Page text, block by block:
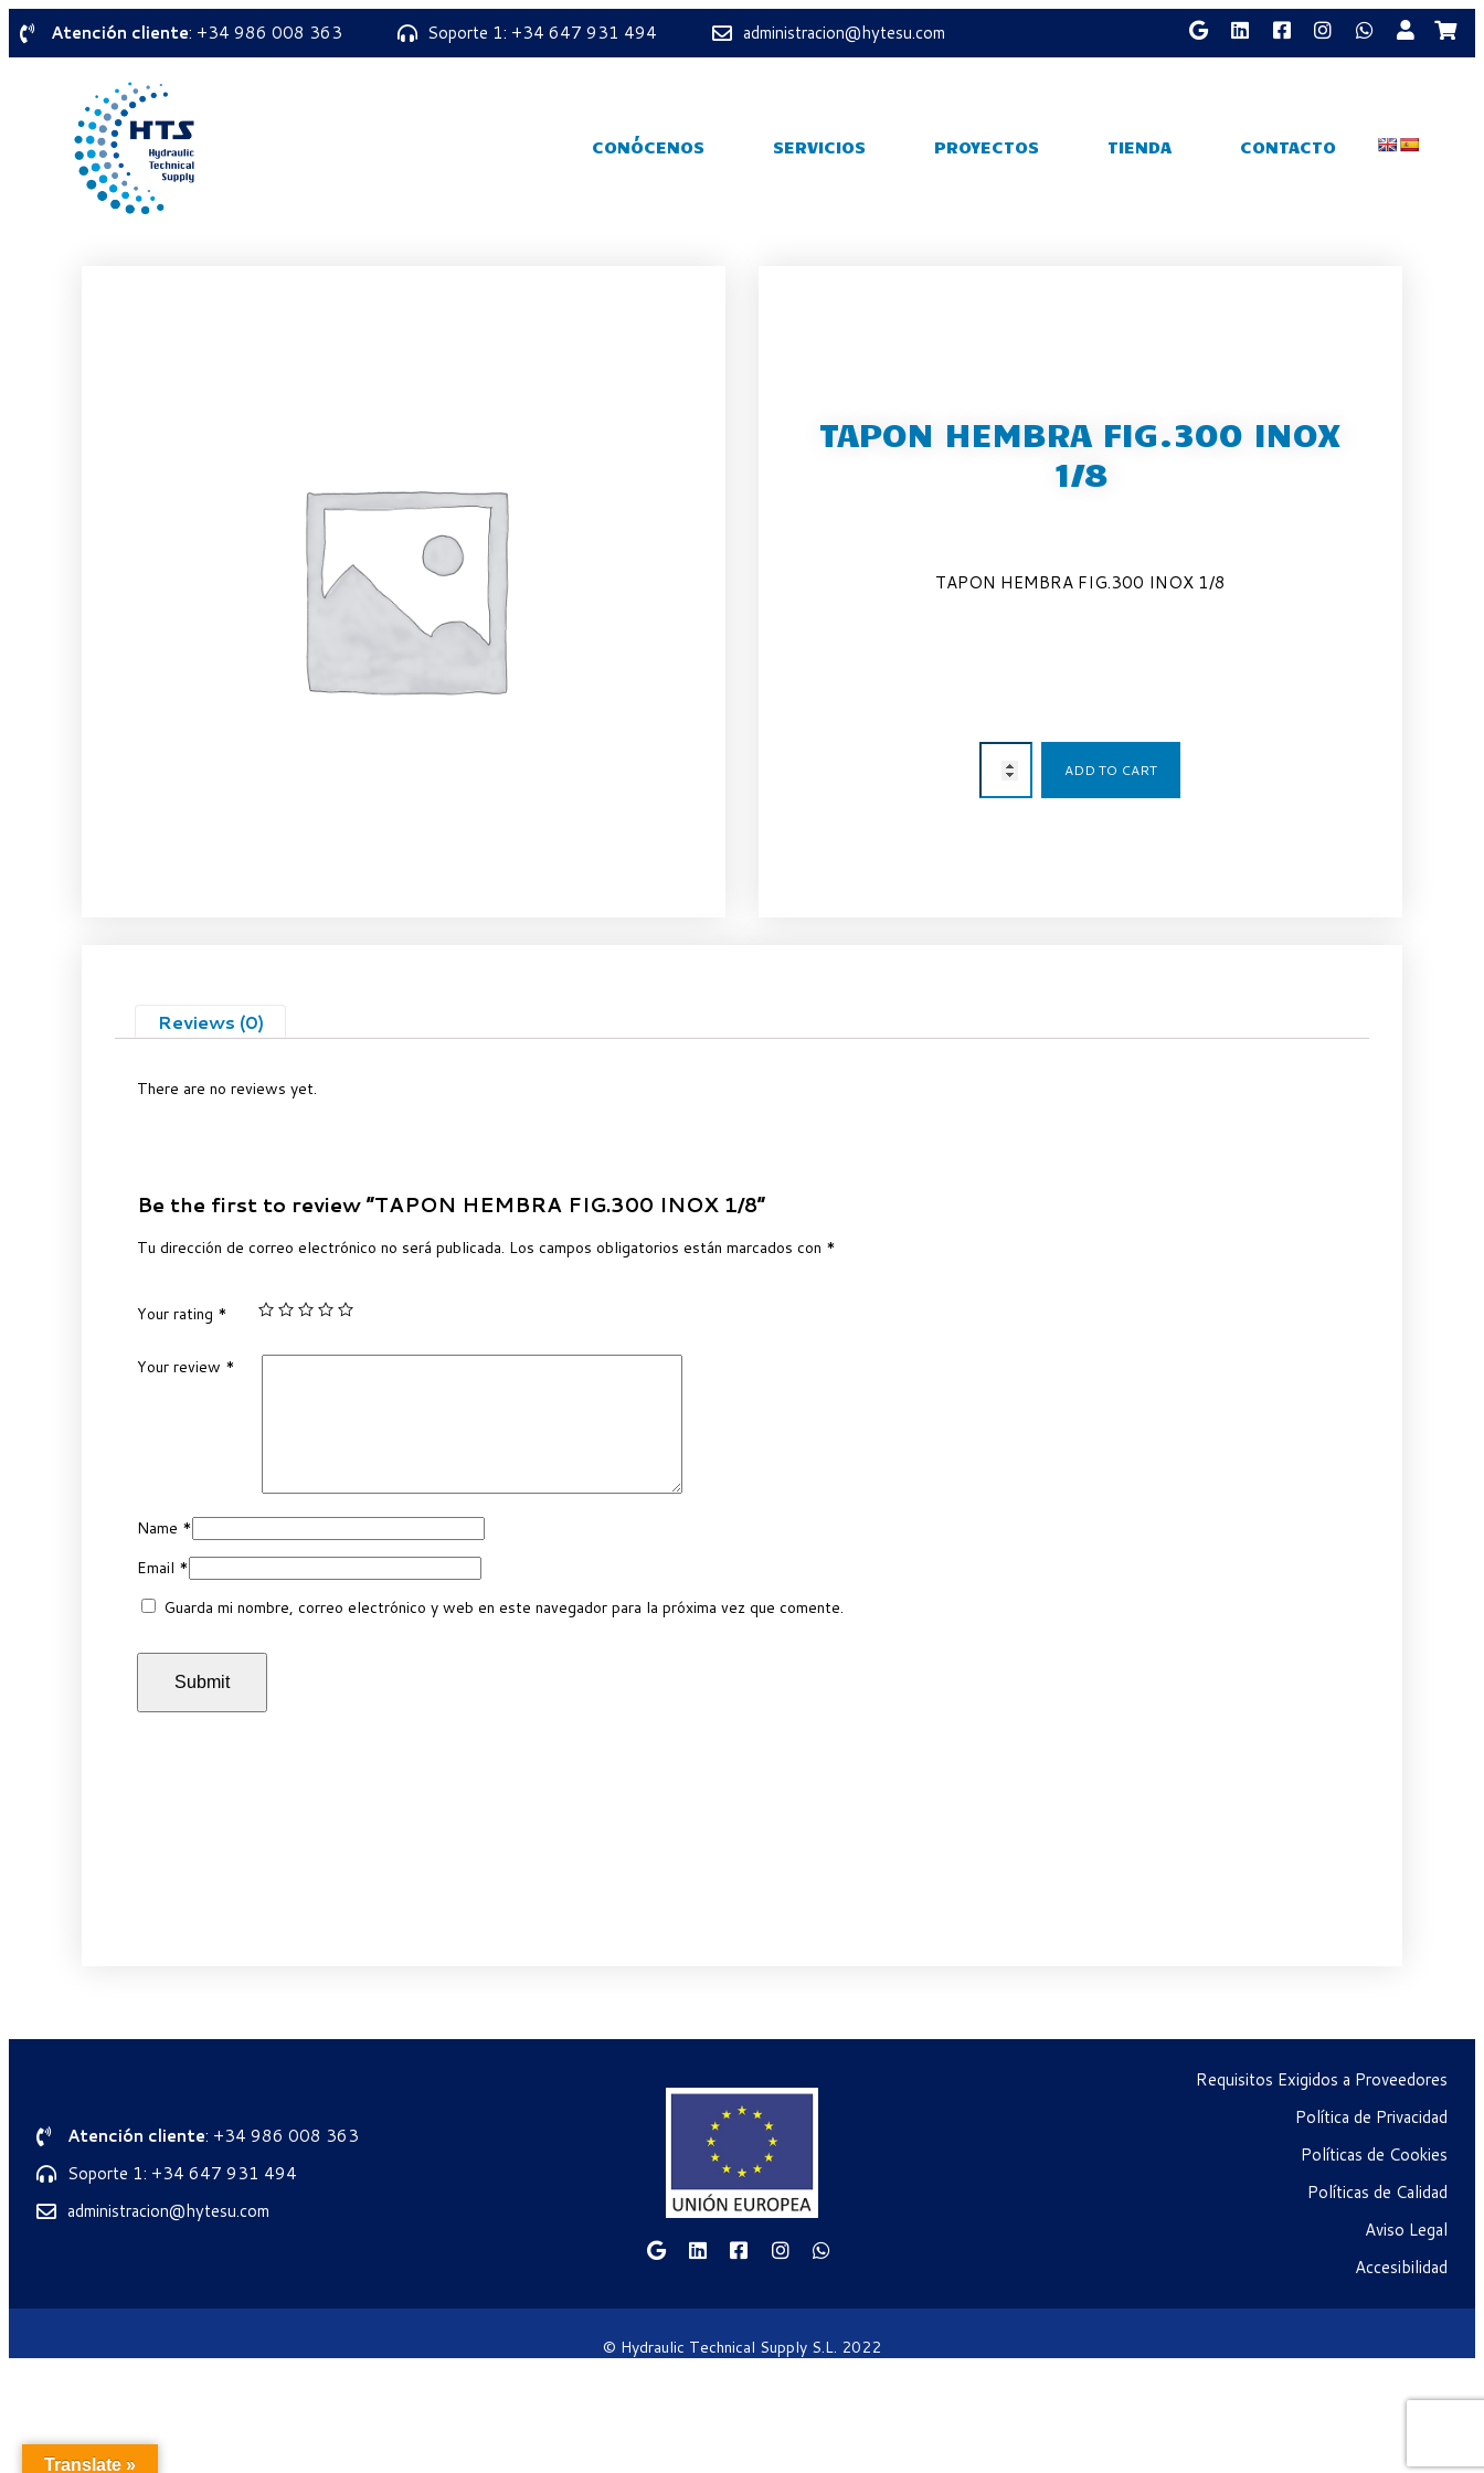
Atención cliente: +34 986 008 363 Soporte 1: +34 647 931 494 administracion@hytesu.com
CONÓCENOS SERVICIOS PROYECTOS TIENDA CONTACTO
TAPON HEMBRA FIG.300 INOX
1/8
TAPON HEMBRA FIG.300 INOX 1/8
ADD TO CART
Reviews (0)
There are no reviews yet.
Be the first to review “TAPON HEMBRA FIG.300 INOX 1/8”
Tu dirección de correo electrónico no será publicada. Los campos obligatorios están marcados con *
Your rating *
Your review *
Name *
Email *
Guarda mi nombre, correo electrónico y web en este navegador para la próxima vez que comente.
Atención cliente: +34 986 008 363
Soporte 1: +34 647 931 494
administracion@hytesu.com
Requisitos Exigidos a Proveedores
Política de Privacidad
Políticas de Cookies
Políticas de Calidad
Aviso Legal
Accesibilidad
© Hydraulic Technical Supply S.L. 2022
Translate »